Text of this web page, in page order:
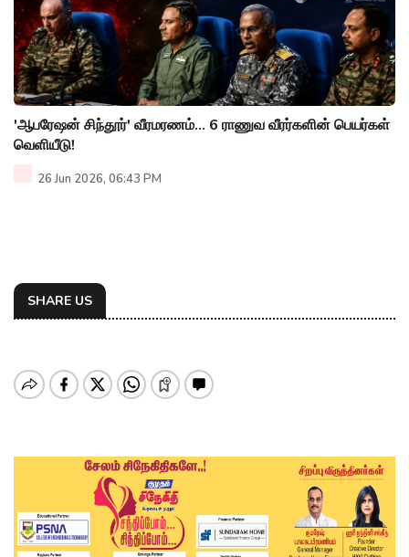
'ஆபரேஷன் சிந்தூர்' வீரமரணம்... 6 ராணுவ வீரர்களின் பெயர்கள்
வெளியீடு!
26 Jun 2026, 06:43 PM
SHARE US